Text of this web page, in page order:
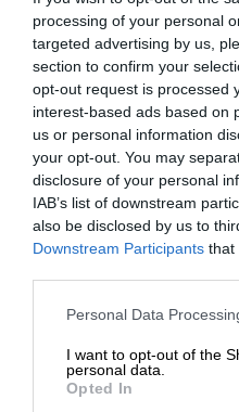
processing of your personal
targeted advertising by us,
section to confirm your
opt-out request is processed
interest-based ads based on
us or personal information
your opt-out. You may
disclosure of your personal
IAB’s list of downstream
also be disclosed by us to
Downstream Participants that
Personal Data
I want to opt-out of the
personal data.
Opted In
myślą o
zmniejszając ilość
Lepsza
Oryginalne wkłady
które opracowano
współpracy z
niezawodną jakość,
wydajność.
Profesjonalna
Ekonomiczne
kosztami dzięki
dokonuj rzadszych
opcjonalnych wkładów